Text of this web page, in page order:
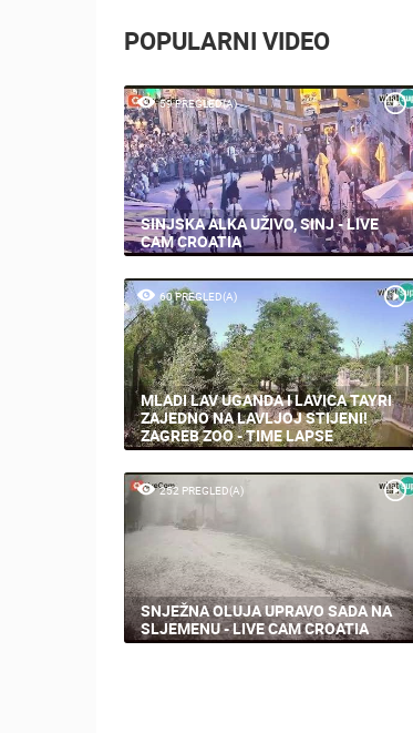
POPULARNI VIDEO
59 PREGLED(A)
SINJSKA ALKA UŽIVO, SINJ - LIVE
CAM CROATIA
60 PREGLED(A)
MLADI LAV UGANDA I LAVICA TAYRI
ZAJEDNO NA LAVLJOJ STIJENI!
ZAGREB ZOO - TIME LAPSE
252 PREGLED(A)
SNJEŽNA OLUJA UPRAVO SADA NA
SLJEMENU - LIVE CAM CROATIA